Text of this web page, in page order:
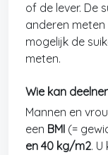
of de lever. De
anderen meten
mogelijk de
meten.
Wie kan
Mannen en
een BMI (=
en 40 kg/m2.